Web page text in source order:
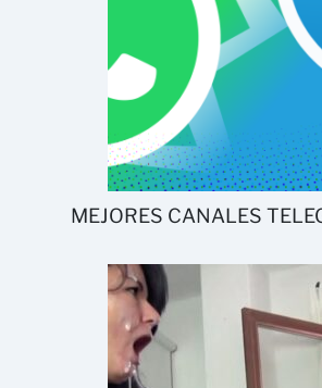
MEJORES CANALES